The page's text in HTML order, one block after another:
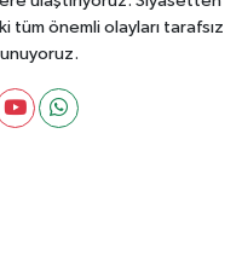
önemli olayları tarafsız